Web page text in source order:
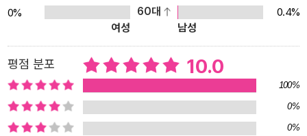
충들에 대해 샅샅이 파헤친다 온 세상이 초록으로 물든 여름날, 아로
는 벌레는 무조건 죽여야 된다는 아이들에 맞서 애벌레 한 마리를 구
합니다. 그리고는 과학교실에 몰래 숨겨 놓습니다. 하루하루 커 가는
애벌레를 키우면서 아로는 기묘한 곤충의 세계에 눈을 뜹니다. 어느
날 아로는 자신의 모습이 징그러운 파리로 변해버린 것을 보고 깜짝
놀랍니다. 그러지 않으려 해도 아로는 자꾸만 비굴하게 손을 비벼대
고, 음식마다 퉤퉤 침을 뱉어댑니다. 공부균 선생님의 ‘곤충 자동 변신
0%
60대
0.4%
여성
남성
평점 분포 10.0
100%
0%
0%